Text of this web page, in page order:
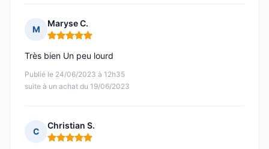
M
Maryse C.
Note : 5 sur 5
Publié le 24/06/2023 à 12h35
suite à un achat du 19/06/2023
Très bien Un peu lourd
C
Christian S.
Note : 5 sur 5